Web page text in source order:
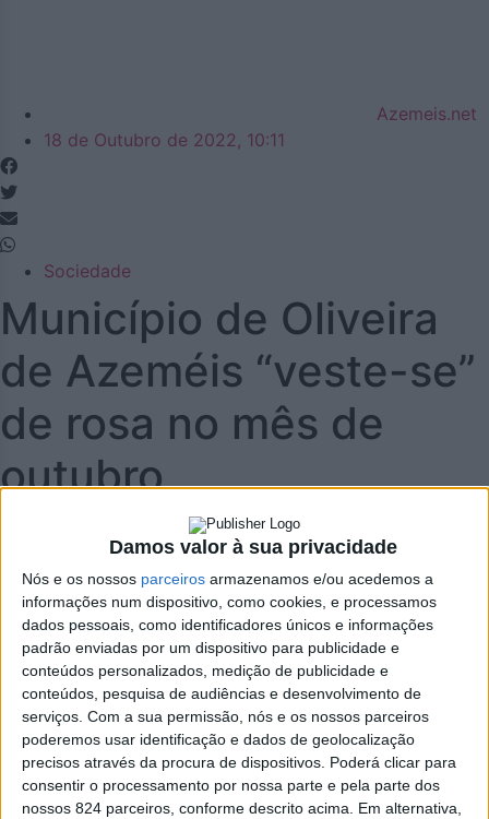
Damos valor à sua privacidade
Nós e os nossos parceiros armazenamos e/ou acedemos a
informações num dispositivo, como cookies, e processamos
dados pessoais, como identificadores únicos e informações
padrão enviadas por um dispositivo para publicidade e
conteúdos personalizados, medição de publicidade e
conteúdos, pesquisa de audiências e desenvolvimento de
serviços. Com a sua permissão, nós e os nossos parceiros
poderemos usar identificação e dados de geolocalização
precisos através da procura de dispositivos. Poderá clicar para
consentir o processamento por nossa parte e pela parte dos
nossos 824 parceiros, conforme descrito acima. Em alternativa,
Azemeis.net
18 de Outubro de 2022, 10:11
Sociedade
Município de Oliveira
de Azeméis “veste-se”
de rosa no mês de
outubro
> Edifício dos Paços do Concelho irá estar iluminado de
rosa até 30 de outubro, o Dia Nacional de Prevenção de
Cancro da Mama.